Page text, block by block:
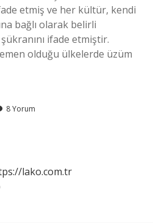
etmiş ve her kültür, kendi
bağlı olarak belirli
ifade etmiştir.
olduğu ülkelerde üzüm
8 Yorum
lako.com.tr